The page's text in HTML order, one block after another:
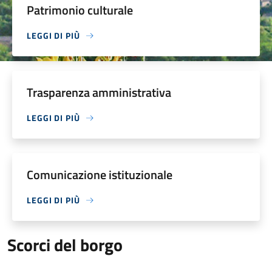
Patrimonio culturale
LEGGI DI PIÙ
Trasparenza amministrativa
LEGGI DI PIÙ
Comunicazione istituzionale
LEGGI DI PIÙ
Scorci del borgo